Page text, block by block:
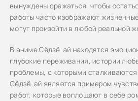
вынуждены сражаться, чтобы
работы часто изображают
могут произойти в любой реальной
В аниме Сёдзё-ай находятся
глубокие переживания, истории
проблемы, с которыми
Сёдзё-ай является примером
работ, которые воплощают в себе